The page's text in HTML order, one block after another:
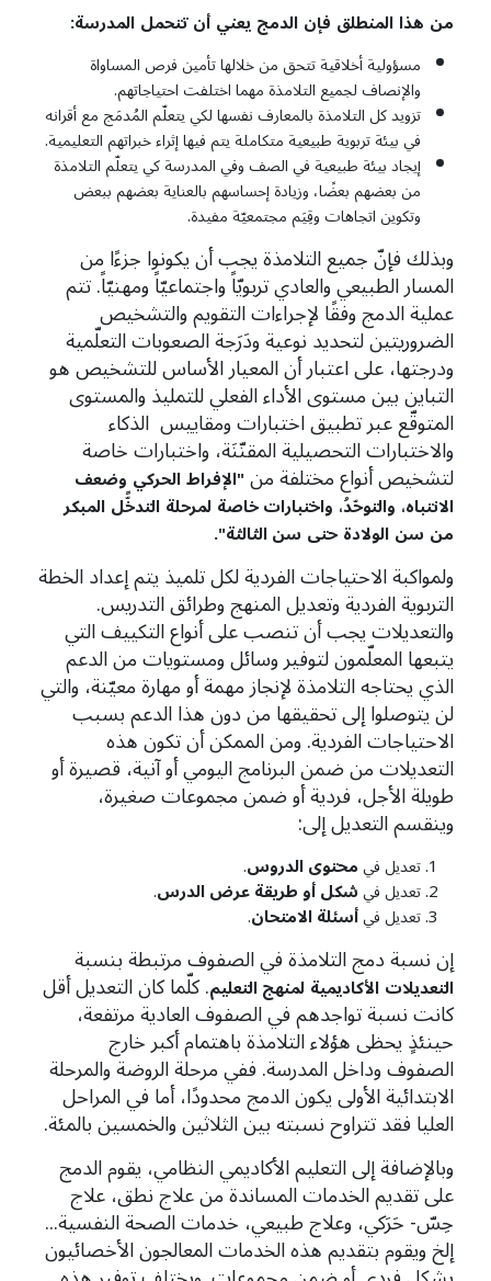
من هذا المنطلق فإن الدمج يعني أن تتحمل المدرسة:
مسؤولية أخلاقية تتحق من خلالها تأمين فرص المساواة
والإنصاف لجميع التلامذة مهما اختلفت احتياجاتهم.
تزويد كل التلامذة بالمعارف نفسها لكي يتعلّم المُدمَج مع أقرانه
في بيئة تربوية طبيعية متكاملة يتم فيها إثراء خبراتهم التعليمية.
إيجاد بيئة طبيعية في الصف وفي المدرسة كي يتعلّم التلامذة
من بعضهم بعضًا، وزيادة إحساسهم بالعناية بعضهم ببعض
وتكوين اتجاهات وقِيَم مجتمعيّة مفيدة.
وبذلك فإنّ جميع التلامذة يجب أن يكونوا جزءًا من
المسار الطبيعي والعادي تربويّاً واجتماعيّاً ومهنيّاً. تتم
عملية الدمج وفقًا لإجراءات التقويم والتشخيص
الضروريتين لتحديد نوعية ودَرَجة الصعوبات التعلّمية
ودرجتها، على اعتبار أن المعيار الأساس للتشخيص هو
التباين بين مستوى الأداء الفعلي للتمليذ والمستوى
المتوقّع عبر تطبيق اختبارات ومقاييس الذكاء
والاختبارات التحصيلية المقنّنَة، واختبارات خاصة
لتشخيص أنواع مختلفة من"الإفراطالحركي وضعف
الانتباه، والتوحّدُ، واختبارات خاصة لمرحلة التدخًّل المبكر
من سن الولادة حتى سن الثالثة".
ولمواكبة الاحتياجات الفردية لكل تلميذ يتم إعداد الخطة
التربوية الفردية وتعديل المنهج وطرائق التدريس.
والتعديلات يجب أن تنصب على أنواع التكييف التي
يتبعها المعلّمون لتوفير وسائل ومستويات من الدعم
الذي يحتاجه التلامذة لإنجاز مهمة أو مهارة معيّنة، والتي
لن يتوصلوا إلى تحقيقها من دون هذا الدعم بسبب
الاحتياجات الفردية. ومن الممكن أن تكون هذه
التعديلات من ضمن البرنامج اليومي أو آنية، قصيرة أو
طويلة الأجل، فردية أو ضمن مجموعات صغيرة،
وينقسم التعديل إلى:
تعديل فيمحتوىالدروس.
تعديل فيشكلأوطريقة عرضالدرس.
تعديل فيأسئلةالامتحان.
إن نسبة دمج التلامذة في الصفوف مرتبطة بنسبة
التعديلات الأكاديمية لمنهج التعليم. كلّما كان التعديل أقل
كانت نسبة تواجدهم في الصفوف العادية مرتفعة،
حينئذٍ يحظى هؤلاء التلامذة باهتمام أكبر خارج
الصفوف وداخل المدرسة. ففي مرحلة الروضة والمرحلة
الابتدائية الأولى يكون الدمج محدودًا، أما في المراحل
العليا فقد تتراوح نسبته بين الثلاثين والخمسين بالمئة.
وبالإضافة إلى التعليم الأكاديمي النظامي، يقوم الدمج
على تقديم الخدمات المساندة من علاج نطق، علاج
حِسّ- حَرَكي، وعلاج طبيعي، خدمات الصحة النفسية...
إلخ ويقوم بتقديم هذه الخدمات المعالجون الأخصائيون